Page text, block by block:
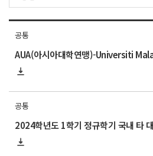
공통
공통
2024학년도 1학기 정규학기 국내 타